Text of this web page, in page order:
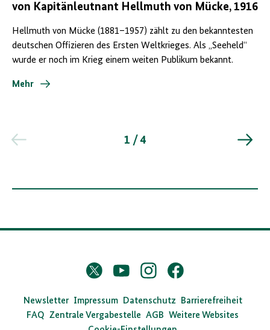
von Kapitänleutnant Hellmuth von Mücke, 1916
Hellmuth von Mücke (1881–1957) zählt zu den bekanntesten
deutschen Offizieren des Ersten Weltkrieges. Als „Seeheld“
wurde er noch im Krieg einem weiten Publikum bekannt.
Mehr
1 / 4
D
s
B
Twitter
X
YouTubeInstagramFacebook
Newsletter Impressum Datenschutz
Barrierefreiheit
FAQ Zentrale Vergabestelle AGB Weitere Websites